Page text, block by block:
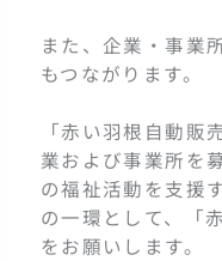
また、企業・事業
もつながります。
「赤い羽根自動販
業および事業所を
の福祉活動を支援
の一環として、「
をお願いします。